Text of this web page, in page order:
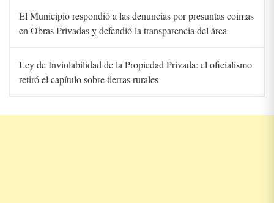
El Municipio respondió a las denuncias por presuntas coimas
en Obras Privadas y defendió la transparencia del área
Ley de Inviolabilidad de la Propiedad Privada: el oficialismo
retiró el capítulo sobre tierras rurales